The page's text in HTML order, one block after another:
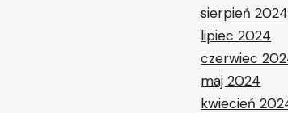
sierpień 2024
lipiec 2024
czerwiec
maj 2024
kwiecień